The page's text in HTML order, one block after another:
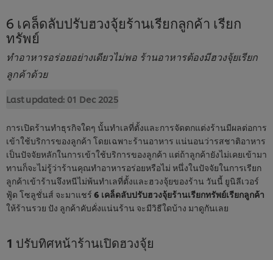
6 เคล็ดลับปรับฮวงจุ้ยร้านเรียกลูกค้า เรียก
ทรัพย์
ทำอาหารอร่อยอย่างเดียวไม่พอ ร้านอาหารต้องมีฮวงจุ้ยเรียก
ลูกค้าด้วย
Last updated: 01 Dec 2025
การเปิดร้านทำธุรกิจใดๆ นั้นทำเลที่ตั้งและการจัดตกแต่งร้านมีผลต่อการ
เข้าใช้บริการของลูกค้า โดยเฉพาะร้านอาหาร แน่นอนว่ารสชาติอาหาร
เป็นปัจจัยหลักในการเข้าใช้บริการของลูกค้า แต่ถ้าลูกค้ายังไม่เคยเข้ามา
ทานก็จะไม่รู้ว่าร้านคุณทำอาหารอร่อยหรือไม่ หนึ่งในปัจจัยในการเรียก
ลูกค้าเข้าร้านจึงหนีไม่พ้นทำเลที่ตั้งและฮวงจุ้ยของร้าน วันนี้ ยูนิลีเวอร์
ฟู้ด โซลูชั่นส์ จะมาแชร์ 6 เคล็ดลับปรับฮวงจุ้ยร้านเรียกทรัพย์เรียกลูกค้า
ให้ร้านรวย ปัง ลูกค้าคับคั่งแน่นร้าน จะมีวิธีใดบ้าง มาดูกันเลย
1 ปรับทิศหน้าร้านเปิดฮวงจุ้ย